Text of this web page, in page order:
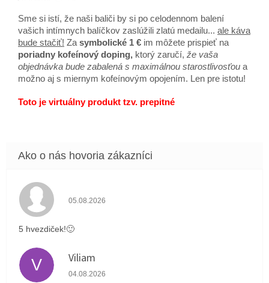
Sme si istí, že naši baliči by si po celodennom balení
vašich intímnych balíčkov zaslúžili zlatú medailu... ale káva
bude stačiť! Za symbolické 1 € im môžete prispieť na
poriadny kofeínový doping, ktorý zaručí, že vaša
objednávka bude zabalená s maximálnou starostlivosťou a
možno aj s miernym kofeínovým opojením. Len pre istotu!
Toto je virtuálny produkt tzv. prepitné
Hodnotenie obchodu je 5 z 5 hviezdičiek.
05.08.2026
5 hvezdiček!🙂
V Viliam
Hodnotenie obchodu je 5 z 5 hviezdičiek.
04.08.2026